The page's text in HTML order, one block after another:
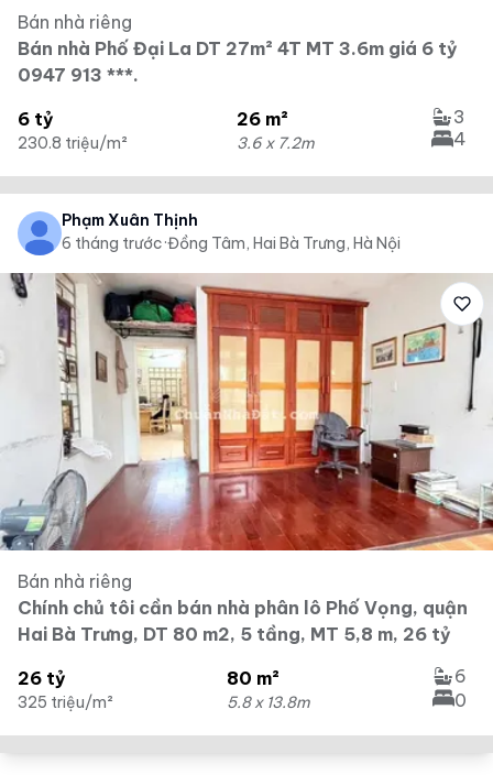
Bán nhà riêng
Bán nhà Phố Đại La DT 27m² 4T MT 3.6m giá 6 tỷ
0947 913 ***.
6 tỷ
230.8 triệu/m²
26 m²
3.6 x 7.2m
3
4
Phạm Xuân Thịnh
6 tháng trước·Đồng Tâm, Hai Bà Trưng, Hà Nội
Bán nhà riêng
Chính chủ tôi cần bán nhà phân lô Phố Vọng, quận
Hai Bà Trưng, DT 80 m2, 5 tầng, MT 5,8 m, 26 tỷ
26 tỷ
325 triệu/m²
80 m²
5.8 x 13.8m
6
0